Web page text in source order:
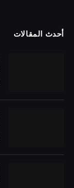
أحدث المقالات